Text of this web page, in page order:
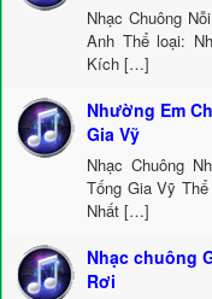
Nhạc Chuông
Anh Thể loại:
Kích […]
Nhường Em
Gia Vỹ
Nhạc Chuông
Tống Gia Vỹ
Nhất […]
Nhạc chuông
Rơi